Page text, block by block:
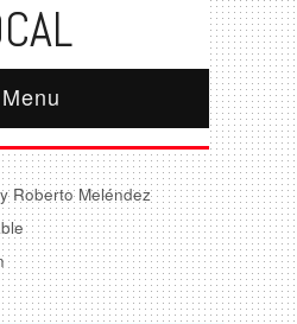
Menu
Roberto Meléndez